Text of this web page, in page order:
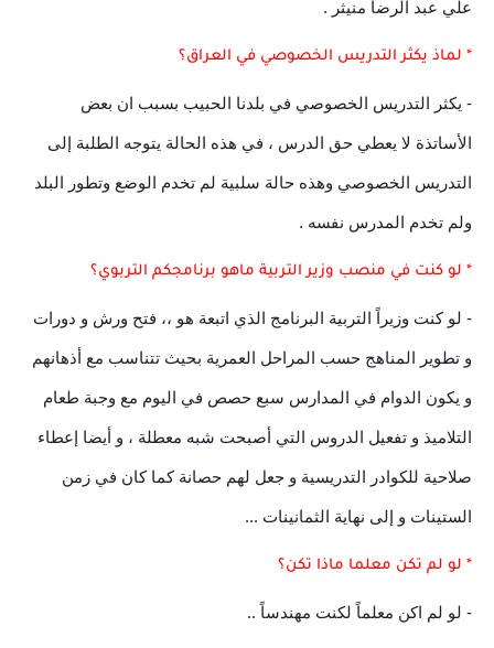
علي عبد الرضا منيثر .
* لماذ يكثر التدريس الخصوصي في العراق؟
- يكثر التدريس الخصوصي في بلدنا الحبيب بسبب ان بعض
الأساتذة لا يعطي حق الدرس ، في هذه الحالة يتوجه الطلبة إلى
التدريس الخصوصي وهذه حالة سلبية لم تخدم الوضع وتطور البلد
ولم تخدم المدرس نفسه .
* لو كنت في منصب وزير التربية ماهو برنامجكم التربوي؟
- لو كنت وزيراً التربية البرنامج الذي اتبعة هو ،، فتح ورش و دورات
و تطوير المناهج حسب المراحل العمرية بحيث تتناسب مع أذهانهم
و يكون الدوام في المدارس سبع حصص في اليوم مع وجبة طعام
التلاميذ و تفعيل الدروس التي أصبحت شبه معطلة ، و أيضا إعطاء
صلاحية للكوادر التدريسية و جعل لهم حصانة كما كان في زمن
الستينات و إلى نهاية الثمانينات ...
* لو لم تكن معلما ماذا تكن؟
- لو لم اكن معلماً لكنت مهندساً ..